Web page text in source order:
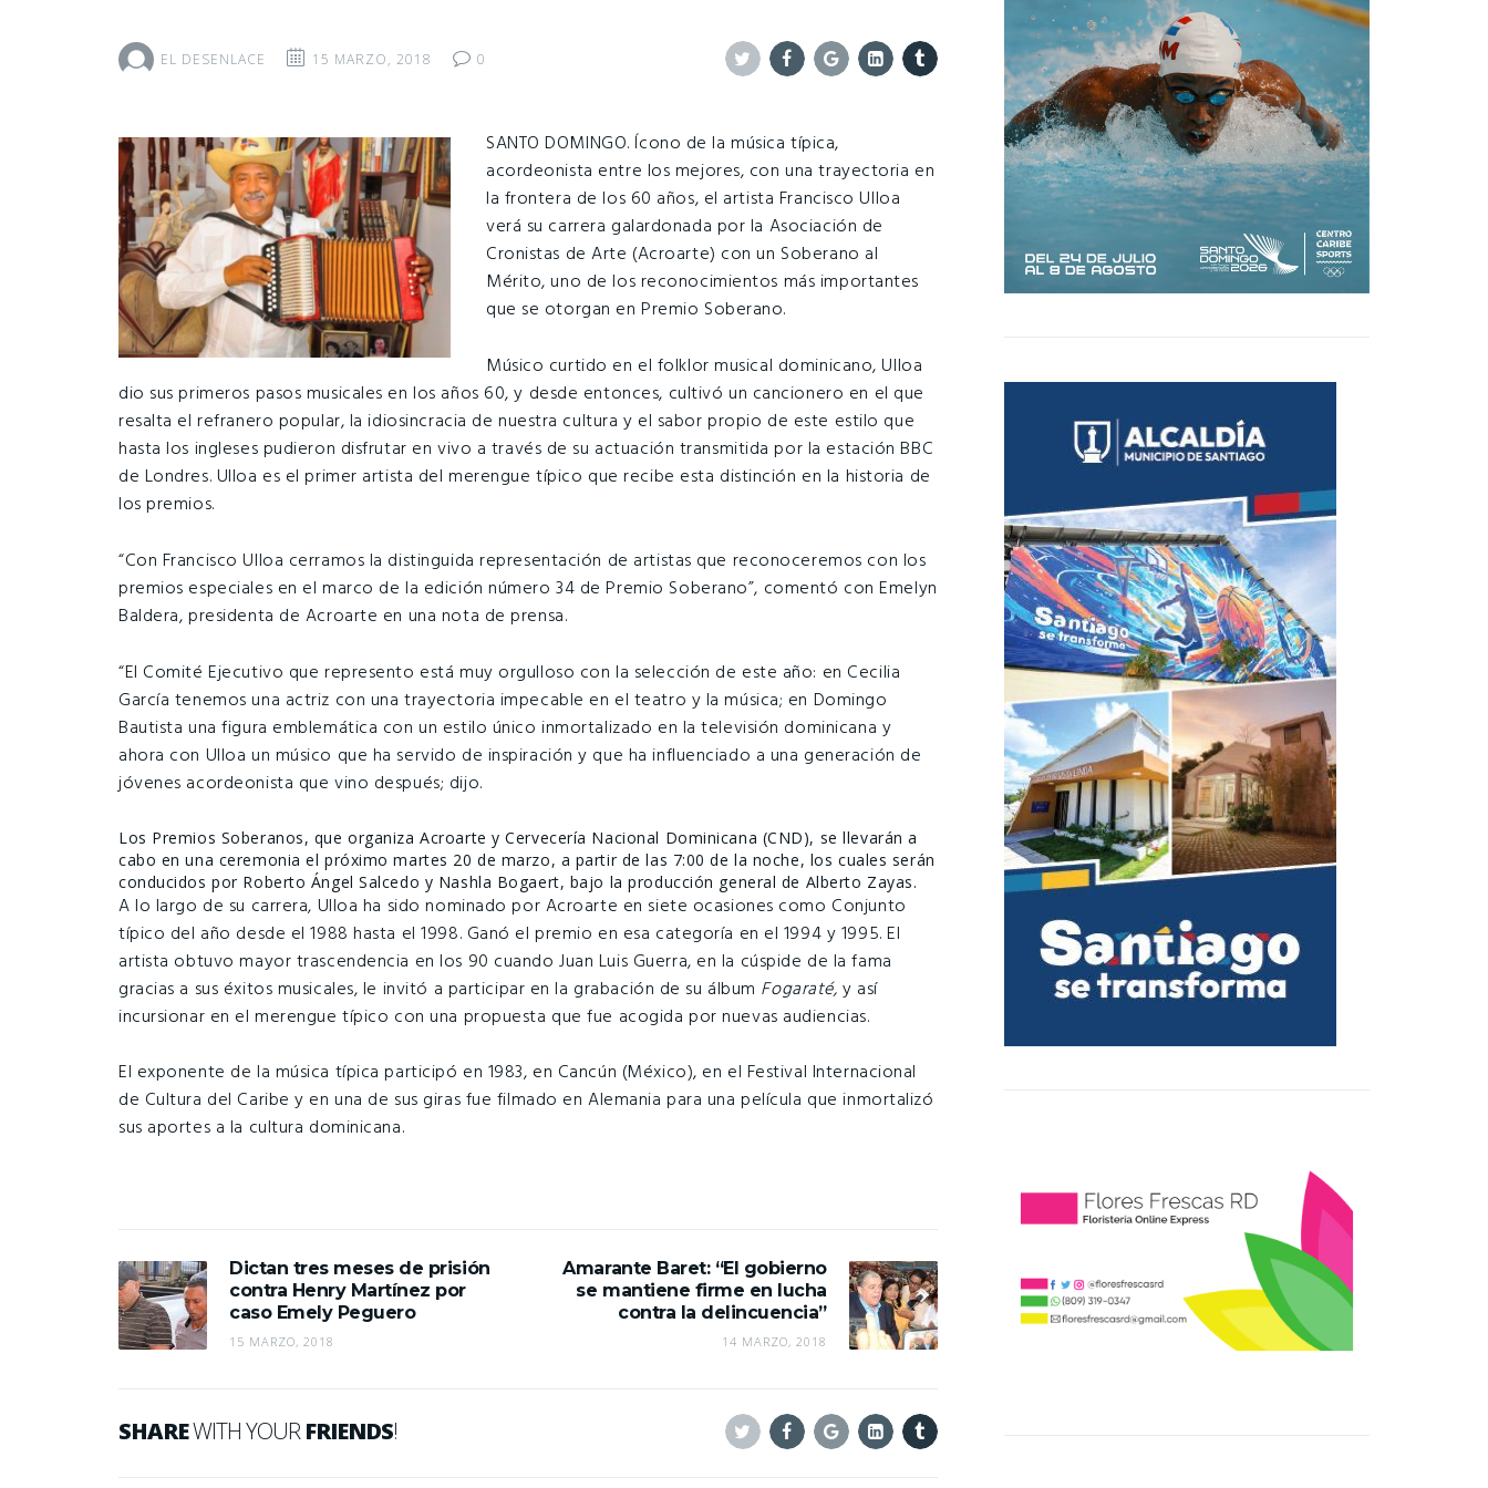
EL DESENLACE 15 MARZO, 2018
0
SANTO DOMINGO. Ícono de la música típica,
acordeonista entre los mejores, con una trayectoria en
la frontera de los 60 años, el artista Francisco Ulloa
verá su carrera galardonada por la Asociación de
Cronistas de Arte (Acroarte) con un Soberano al
Mérito, uno de los reconocimientos más importantes
que se otorgan en Premio Soberano.
Músico curtido en el folklor musical dominicano, Ulloa
dio sus primeros pasos musicales en los años 60, y desde entonces, cultivó un cancionero en el que
resalta el refranero popular, la idiosincracia de nuestra cultura y el sabor propio de este estilo que
hasta los ingleses pudieron disfrutar en vivo a través de su actuación transmitida por la estación BBC
de Londres. Ulloa es el primer artista del merengue típico que recibe esta distinción en la historia de
los premios.
“Con Francisco Ulloa cerramos la distinguida representación de artistas que reconoceremos con los
premios especiales en el marco de la edición número 34 de Premio Soberano”, comentó con Emelyn
Baldera, presidenta de Acroarte en una nota de prensa.
“El Comité Ejecutivo que represento está muy orgulloso con la selección de este año: en Cecilia
García tenemos una actriz con una trayectoria impecable en el teatro y la música; en Domingo
Bautista una figura emblemática con un estilo único inmortalizado en la televisión dominicana y
ahora con Ulloa un músico que ha servido de inspiración y que ha influenciado a una generación de
jóvenes acordeonista que vino después; dijo.
Los Premios Soberanos, que organiza Acroarte y Cervecería Nacional Dominicana (CND), se llevarán a
cabo en una ceremonia el próximo martes 20 de marzo, a partir de las 7:00 de la noche, los cuales serán
conducidos por Roberto Ángel Salcedo y Nashla Bogaert, bajo la producción general de Alberto Zayas.
A lo largo de su carrera, Ulloa ha sido nominado por Acroarte en siete ocasiones como Conjunto
típico del año desde el 1988 hasta el 1998. Ganó el premio en esa categoría en el 1994 y 1995. El
artista obtuvo mayor trascendencia en los 90 cuando Juan Luis Guerra, en la cúspide de la fama
gracias a sus éxitos musicales, le invitó a participar en la grabación de su álbum Fogaraté,y así
incursionar en el merengue típico con una propuesta que fue acogida por nuevas audiencias.
El exponente de la música típica participó en 1983, en Cancún (México), en el Festival Internacional
de Cultura del Caribe y en una de sus giras fue filmado en Alemania para una película que inmortalizó
sus aportes a la cultura dominicana.
Dictan tres meses de prisión
contra Henry Martínez por
caso Emely Peguero
15 MARZO, 2018
Amarante Baret: “El gobierno
se mantiene firme en lucha
contra la delincuencia”
14 MARZO, 2018
SHAREWITH YOURFRIENDS!